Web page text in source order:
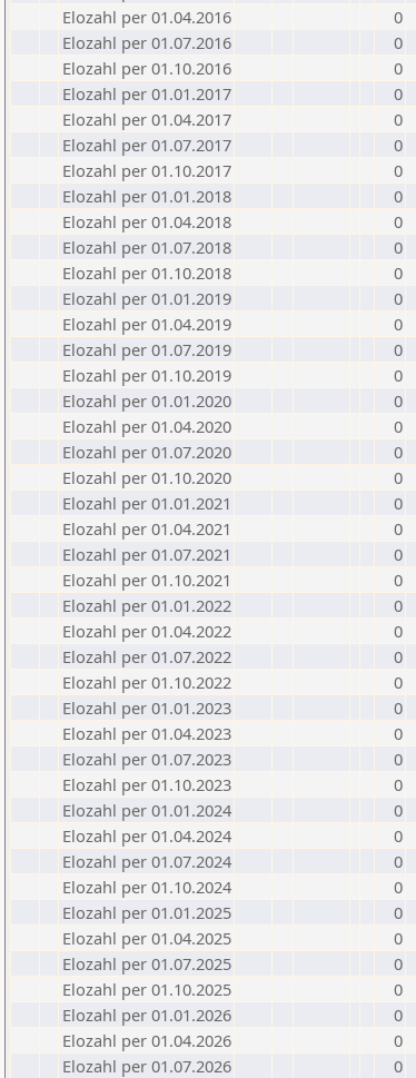
Elozahl per 01.04.2016
0
Elozahl per 01.07.2016
0
Elozahl per 01.10.2016
0
Elozahl per 01.01.2017
0
Elozahl per 01.04.2017
0
Elozahl per 01.07.2017
0
Elozahl per 01.10.2017
0
Elozahl per 01.01.2018
0
Elozahl per 01.04.2018
0
Elozahl per 01.07.2018
0
Elozahl per 01.10.2018
0
Elozahl per 01.01.2019
0
Elozahl per 01.04.2019
0
Elozahl per 01.07.2019
0
Elozahl per 01.10.2019
0
Elozahl per 01.01.2020
0
Elozahl per 01.04.2020
0
Elozahl per 01.07.2020
0
Elozahl per 01.10.2020
0
Elozahl per 01.01.2021
0
Elozahl per 01.04.2021
0
Elozahl per 01.07.2021
0
Elozahl per 01.10.2021
0
Elozahl per 01.01.2022
0
Elozahl per 01.04.2022
0
Elozahl per 01.07.2022
0
Elozahl per 01.10.2022
0
Elozahl per 01.01.2023
0
Elozahl per 01.04.2023
0
Elozahl per 01.07.2023
0
Elozahl per 01.10.2023
0
Elozahl per 01.01.2024
0
Elozahl per 01.04.2024
0
Elozahl per 01.07.2024
0
Elozahl per 01.10.2024
0
Elozahl per 01.01.2025
0
Elozahl per 01.04.2025
0
Elozahl per 01.07.2025
0
Elozahl per 01.10.2025
0
Elozahl per 01.01.2026
0
Elozahl per 01.04.2026
0
Elozahl per 01.07.2026
0